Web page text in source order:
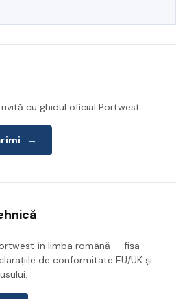
cu ghidul oficial Portwest.
→
în limba română — fișa
de conformitate EU/UK și